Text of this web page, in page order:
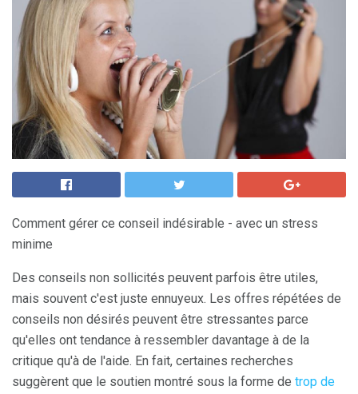
Comment gérer ce conseil indésirable - avec un stress
minime
Des conseils non sollicités peuvent parfois être utiles,
mais souvent c'est juste ennuyeux. Les offres répétées de
conseils non désirés peuvent être stressantes parce
qu'elles ont tendance à ressembler davantage à de la
critique qu'à de l'aide. En fait, certaines recherches
suggèrent que le soutien montré sous la forme de trop de